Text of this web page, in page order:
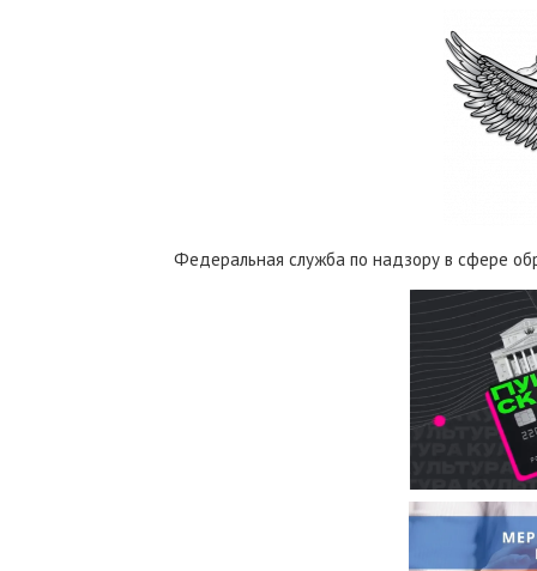
Федеральная служба по надзору в сфере